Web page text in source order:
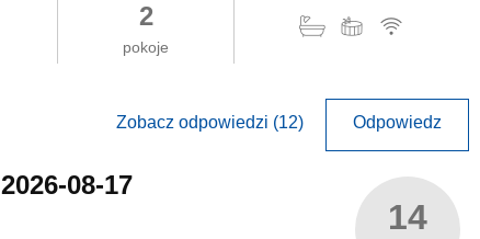
2
pokoje
Zobacz odpowiedzi (12) Odpowiedz
2026-08-17
14